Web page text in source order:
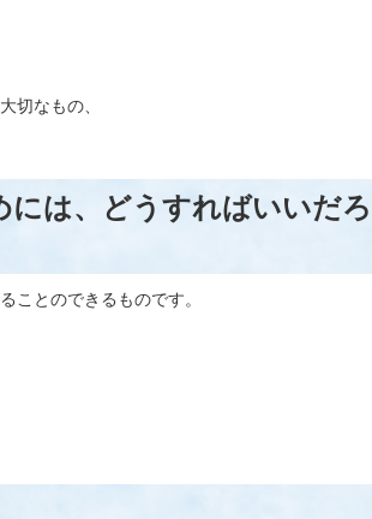
切なもの、
には、どうすればいいだろ
ことのできるものです。